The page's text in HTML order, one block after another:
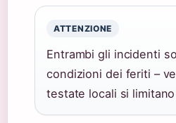
ATTENZIONE
Entrambi gli incidenti
condizioni dei feriti –
testate locali si